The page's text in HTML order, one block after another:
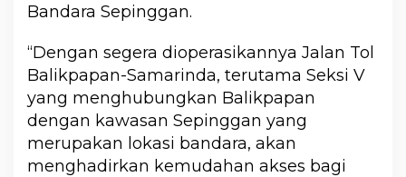
Bandara Sepinggan.
“Dengan segera dioperasikannya Jalan Tol
Balikpapan-Samarinda, terutama Seksi V
yang menghubungkan Balikpapan
dengan kawasan Sepinggan yang
merupakan lokasi bandara, akan
menghadirkan kemudahan akses bagi